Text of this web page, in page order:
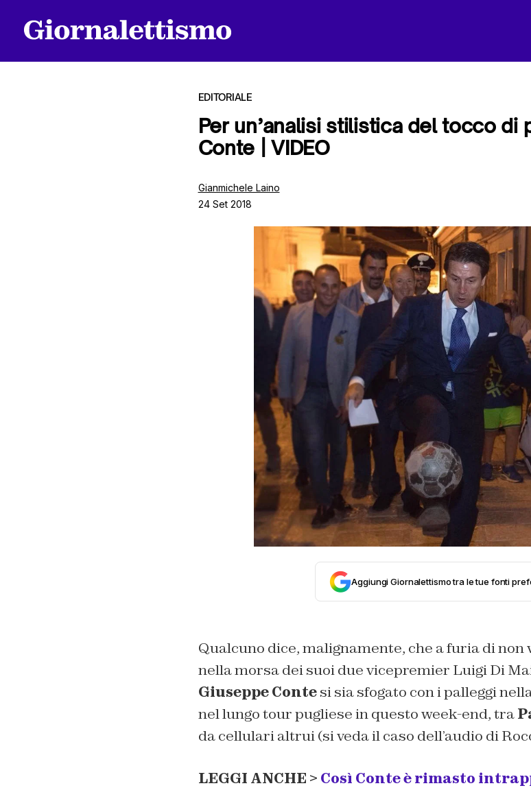
EDITORIALE
Per un’analisi stilistica del tocco di
Conte | VIDEO
Gianmichele Laino
24 Set 2018
Aggiungi Giornalettismo tra le tue fonti
Qualcuno dice, malignamente, che a furia di
nella morsa dei suoi due vicepremier Luigi Di
Giuseppe Contesi sia sfogato con i palleggi
nel lungo tour pugliese in questo week-end, tra
da cellulari altrui (si veda il caso dell’audio di
LEGGI ANCHE > Così Conte è rimasto